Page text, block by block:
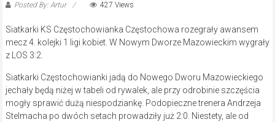
Posted By: Artur 427 Views
Siatkarki KS Częstochowianka Częstochowa rozegrały awansem
mecz 4. kolejki 1 ligi kobiet. W Nowym Dworze Mazowieckim wygrały
z LOS 3:2.
Siatkarki Częstochowianki jadą do Nowego Dworu Mazowieckiego
jechały będą niżej w tabeli od rywalek, ale przy odrobinie szczęścia
mogły sprawić dużą niespodziankę. Podopieczne trenera Andrzeja
Stelmacha po dwóch setach prowadziły już 2:0. Niestety, ale od